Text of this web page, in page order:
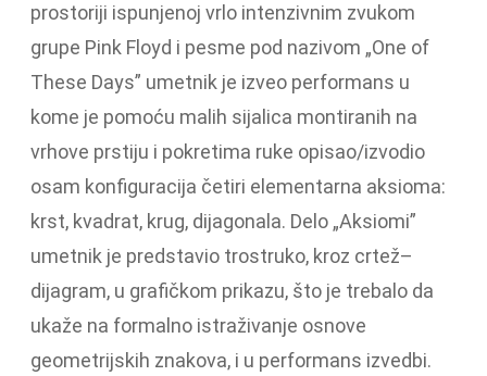
prostoriji ispunjenoj vrlo intenzivnim zvukom
grupe Pink Floyd i pesme pod nazivom „One of
These Days” umetnik je izveo performans u
kome je pomoću malih sijalica montiranih na
vrhove prstiju i pokretima ruke opisao/izvodio
osam konfiguracija četiri elementarna aksioma:
krst, kvadrat, krug, dijagonala. Delo „Aksiomi”
umetnik je predstavio trostruko, kroz crtež–
dijagram, u grafičkom prikazu, što je trebalo da
ukaže na formalno istraživanje osnove
geometrijskih znakova, i u performans izvedbi.